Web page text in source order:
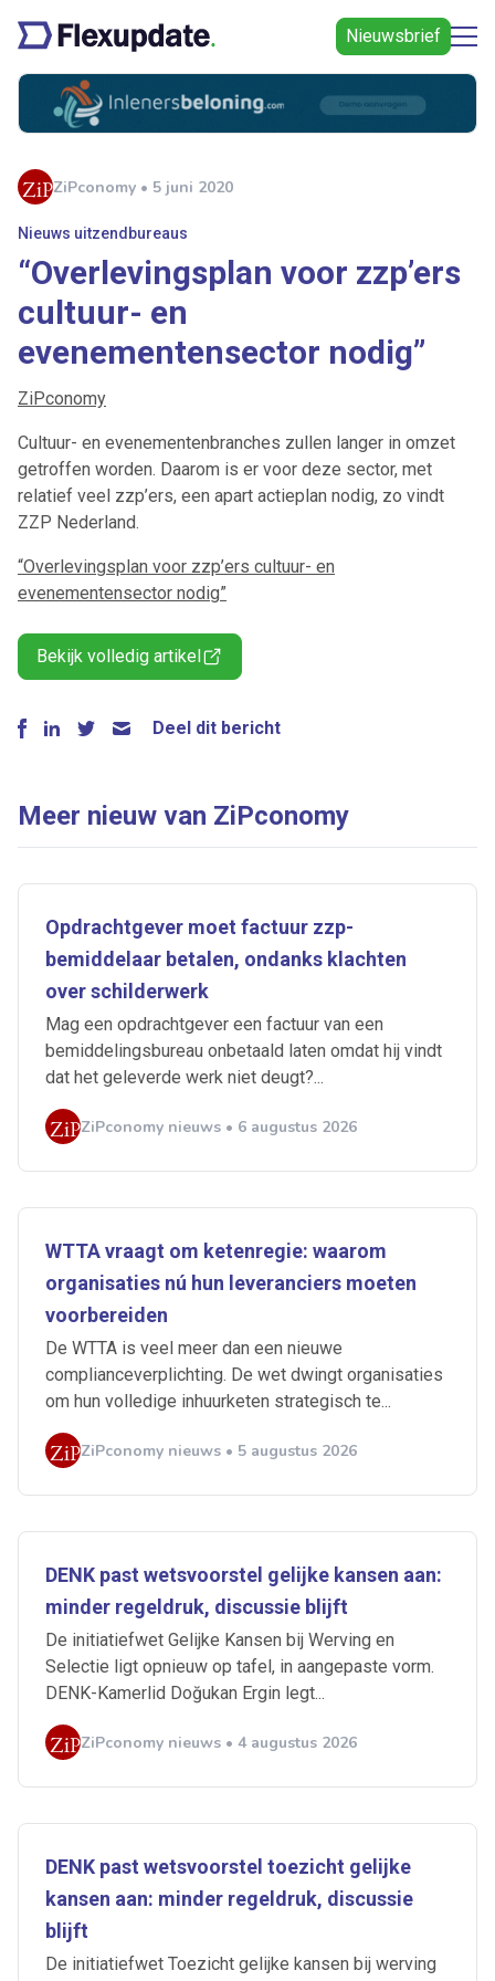
Nieuwsbrief
ZiPconomy • 5 juni 2020
Nieuws uitzendbureaus
“Overlevingsplan voor zzp’ers
cultuur- en
evenementensector nodig”
ZiPconomy
Cultuur- en evenementenbranches zullen langer in omzet
getroffen worden. Daarom is er voor deze sector, met
relatief veel zzp’ers, een apart actieplan nodig, zo vindt
ZZP Nederland.
“Overlevingsplan voor zzp’ers cultuur- en
evenementensector nodig”
Bekijk volledig artikel
Deel dit bericht
Meer nieuw van ZiPconomy
Opdrachtgever moet factuur zzp-
bemiddelaar betalen, ondanks klachten
over schilderwerk
Mag een opdrachtgever een factuur van een
bemiddelingsbureau onbetaald laten omdat hij vindt
dat het geleverde werk niet deugt?...
ZiPconomy nieuws • 6 augustus 2026
WTTA vraagt om ketenregie: waarom
organisaties nú hun leveranciers moeten
voorbereiden
De WTTA is veel meer dan een nieuwe
complianceverplichting. De wet dwingt organisaties
om hun volledige inhuurketen strategisch te...
ZiPconomy nieuws • 5 augustus 2026
DENK past wetsvoorstel gelijke kansen aan:
minder regeldruk, discussie blijft
De initiatiefwet Gelijke Kansen bij Werving en
Selectie ligt opnieuw op tafel, in aangepaste vorm.
DENK-Kamerlid Doğukan Ergin legt...
ZiPconomy nieuws • 4 augustus 2026
DENK past wetsvoorstel toezicht gelijke
kansen aan: minder regeldruk, discussie
blijft
De initiatiefwet Toezicht gelijke kansen bij werving